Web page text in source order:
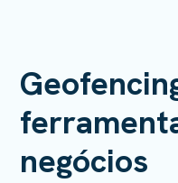
negócios